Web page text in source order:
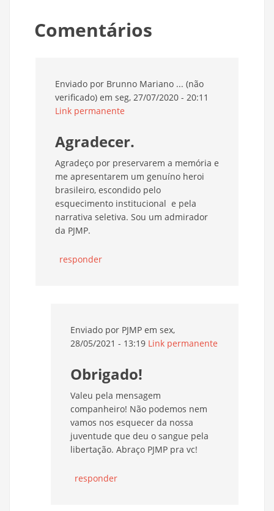
Comentários
Enviado por Brunno Mariano ... (não
verificado) em seg, 27/07/2020 - 20:11
Link permanente
Agradecer.
Agradeço por preservarem a memória e
me apresentarem um genuíno heroi
brasileiro, escondido pelo
esquecimento institucional e pela
narrativa seletiva. Sou um admirador
da PJMP.
responder
Enviado por PJMP em sex,
28/05/2021 - 13:19 Link permanente
Obrigado!
Valeu pela mensagem
companheiro! Não podemos nem
vamos nos esquecer da nossa
juventude que deu o sangue pela
libertação. Abraço PJMP pra vc!
responder